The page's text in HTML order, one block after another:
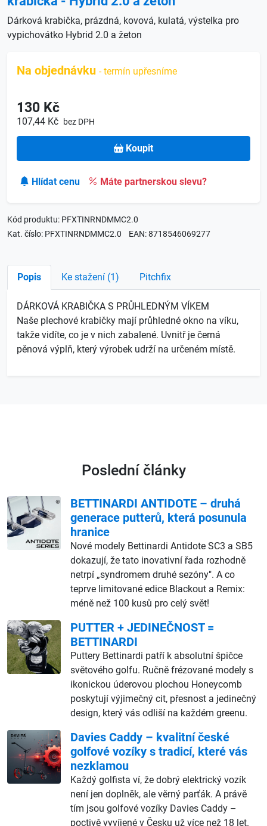
Dárková krabička, prázdná, kovová, kulatá, výstelka pro
vypichovátko Hybrid 2.0 a žeton
Na objednávku - termín upřesníme
130 Kč
107,44 Kč bez DPH
Koupit
Hlídat cenu Máte partnerskou slevu?
Kód produktu: PFXTINRNDMMC2.0
Kat. číslo: PFXTINRNDMMC2.0
EAN: 8718546069277
Popis Ke stažení (1) Pitchfix
DÁRKOVÁ KRABIČKA S PRŮHLEDNÝM VÍKEM
Naše plechové krabičky mají průhledné okno na víku,
takže vidíte, co je v nich zabalené. Uvnitř je černá
pěnová výplň, který výrobek udrží na určeném místě.
Poslední články
BETTINARDI ANTIDOTE – druhá
generace putterů, která posunula
hranice
Nové modely Bettinardi Antidote SC3 a SB5
dokazují, že tato inovativní řada rozhodně
netrpí „syndromem druhé sezóny". A co
teprve limitované edice Blackout a Remix:
méně než 100 kusů pro celý svět!
PUTTER + JEDINEČNOST =
BETTINARDI
Puttery Bettinardi patří k absolutní špičce
světového golfu. Ručně frézované modely s
ikonickou úderovou plochou Honeycomb
poskytují výjimečný cit, přesnost a jedinečný
design, který vás odliší na každém greenu.
Davies Caddy – kvalitní české
golfové vozíky s tradicí, které vás
nezklamou
Každý golfista ví, že dobrý elektrický vozík
není jen doplněk, ale věrný parťák. A právě
tím jsou golfové vozíky Davies Caddy –
poctivě vyvíjené v Česku už více než 18 let.